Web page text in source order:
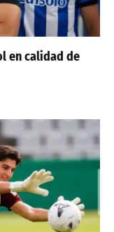
en calidad de